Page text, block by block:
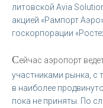
литовской Avia
акцией «Рампорт
госкорпорации
Сейчас аэропорт
участниками рынка, с
в наиболее
пока не приняты. По